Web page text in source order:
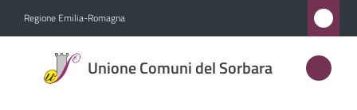
Regione Emilia-Romagna
Unione Comuni del Sorbara
Unione
Comuni